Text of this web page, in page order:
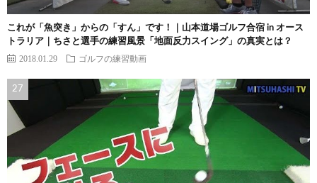
これが「魚突き」からの「すん」です！｜山本道場ゴルフ合宿 in オース
トラリア｜ちさと選手の練習風景「地面反力スイング」の真実とは？
2018.01.29 ゴルフの練習動画